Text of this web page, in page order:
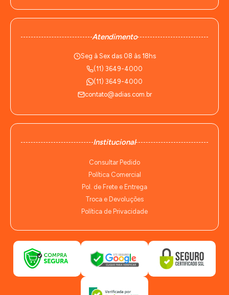
Atendimento
Seg à Sex das 08 às 18hs
(11) 3649-4000
(11) 3649-4000
contato@adias.com.br
Institucional
Consultar Pedido
Política Comercial
Pol. de Frete e Entrega
Troca e Devoluções
Política de Privacidade